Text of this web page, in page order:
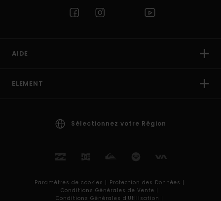
AIDE
ELEMENT
Sélectionnez votre Région
Paramètres de cookies | Protection des Données |
Conditions Générales de Vente |
Conditions Générales d'Utilisation |